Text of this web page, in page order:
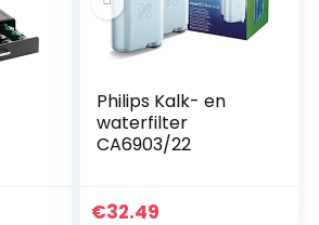
Philips Kalk- en
waterfilter
CA6903/22
€32.49